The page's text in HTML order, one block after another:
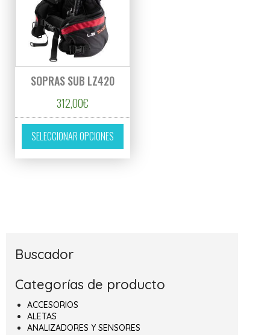
SOPRAS SUB LZ420
312,00€
SELECCIONAR OPCIONES
Buscador
Categorías de producto
ACCESORIOS
ALETAS
ANALIZADORES Y SENSORES